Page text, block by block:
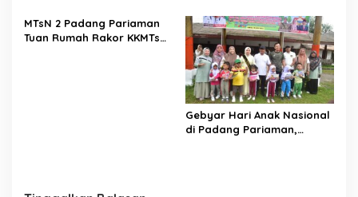
ANGGOTA DPD RI H. IRMAN
GUSMAN, S.E., M.B.A., DI
MAKODAM
AU KE-79 DI LANUD SUTAN
SJAHRIR
MTsN 2 Padang Pariaman
Tuan Rumah Rakor KKMTs
Gebyar Hari Anak Nasional
di Padang Pariaman,